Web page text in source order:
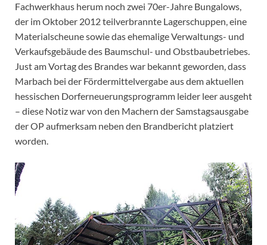
Fachwerkhaus herum noch zwei 70er-Jahre Bungalows,
der im Oktober 2012 teilverbrannte Lagerschuppen, eine
Materialscheune sowie das ehemalige Verwaltungs- und
Verkaufsgebäude des Baumschul- und Obstbaubetriebes.
Just am Vortag des Brandes war bekannt geworden, dass
Marbach bei der Fördermittelvergabe aus dem aktuellen
hessischen Dorferneuerungsprogramm leider leer ausgeht
– diese Notiz war von den Machern der Samstagsausgabe
der OP aufmerksam neben den Brandbericht platziert
worden.